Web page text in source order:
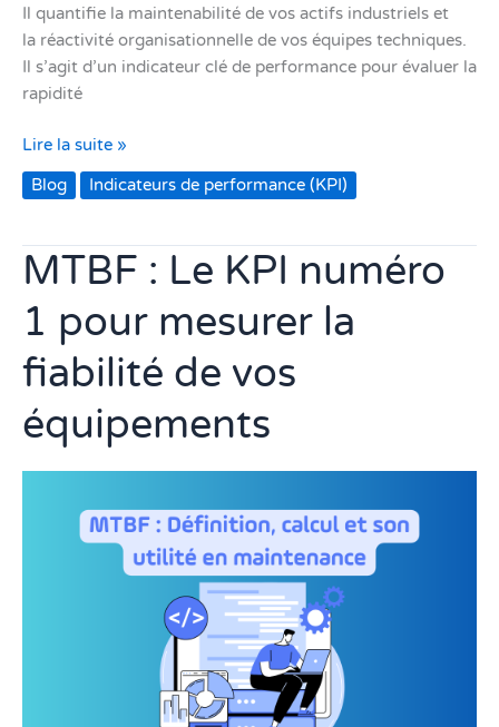
Il quantifie la maintenabilité de vos actifs industriels et
la réactivité organisationnelle de vos équipes techniques.
Il s’agit d’un indicateur clé de performance pour évaluer la
rapidité
Lire la suite »
Blog Indicateurs de performance (KPI)
MTBF : Le KPI numéro
1 pour mesurer la
fiabilité de vos
équipements
MTBF
Le
KPI numéro
1 pour
mesurer
la
fiabilité
de
équipements